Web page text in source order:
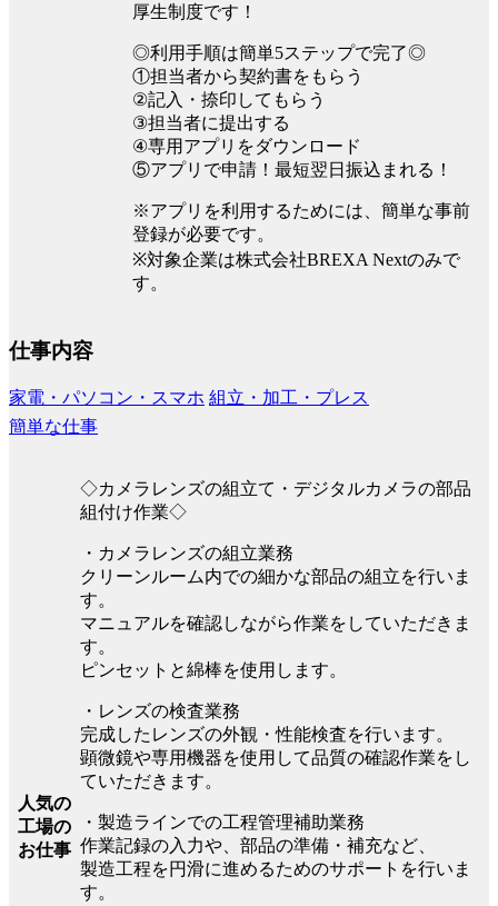
厚生制度です！
◎利用手順は簡単5ステップで完了◎
①担当者から契約書をもらう
②記入・捺印してもらう
③担当者に提出する
④専用アプリをダウンロード
⑤アプリで申請！最短翌日振込まれる！
※アプリを利用するためには、簡単な事前
登録が必要です。
※対象企業は株式会社BREXA Nextのみで
す。
仕事内容
家電・パソコン・スマホ 組立・加工・プレス
簡単な仕事
人気の
工場の
お仕事
◇カメラレンズの組立て・デジタルカメラの部品
組付け作業◇
・カメラレンズの組立業務
クリーンルーム内での細かな部品の組立を行いま
す。
マニュアルを確認しながら作業をしていただきま
す。
ピンセットと綿棒を使用します。
・レンズの検査業務
完成したレンズの外観・性能検査を行います。
顕微鏡や専用機器を使用して品質の確認作業をし
ていただきます。
・製造ラインでの工程管理補助業務
作業記録の入力や、部品の準備・補充など、
製造工程を円滑に進めるためのサポートを行いま
す。